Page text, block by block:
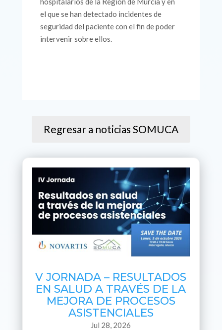
el que se han detectado incidentes de
seguridad del paciente con el fin de poder
intervenir sobre ellos.
Regresar a noticias SOMUCA
V JORNADA – RESULTADOS
EN SALUD A TRAVÉS DE LA
MEJORA DE PROCESOS
ASISTENCIALES
Jul 28, 2026